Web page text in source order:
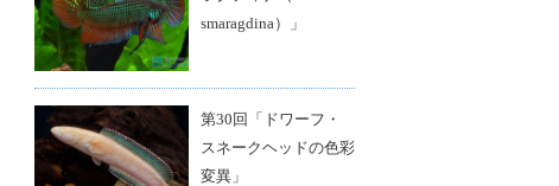
smaragdina）」
第30回「ドワーフ・
スネークヘッドの色彩
変異」